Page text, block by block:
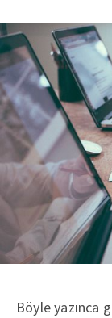
Böyle yazınca